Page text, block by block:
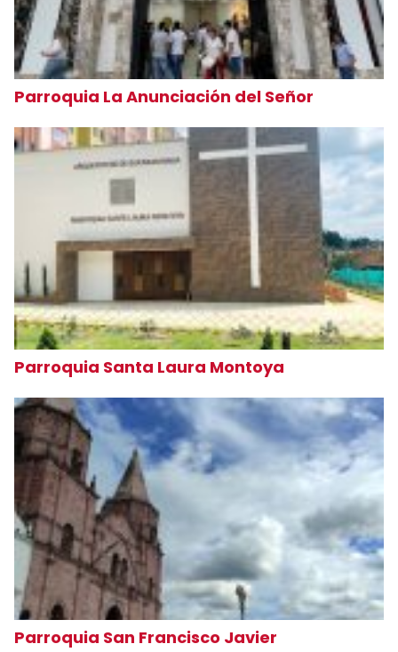
Parroquia La Anunciación del Señor
Parroquia Santa Laura Montoya
Parroquia San Francisco Javier